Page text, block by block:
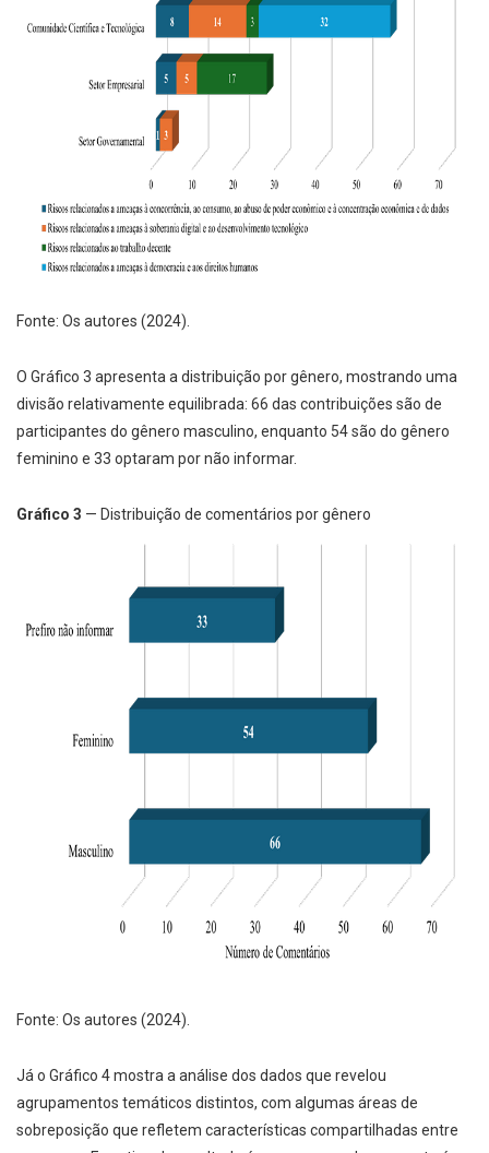
Fonte: Os autores (2024).
O Gráfico 3 apresenta a distribuição por gênero, mostrando uma
divisão relativamente equilibrada: 66 das contribuições são de
participantes do gênero masculino, enquanto 54 são do gênero
feminino e 33 optaram por não informar.
Gráfico 3 — Distribuição de comentários por gênero
Fonte: Os autores (2024).
Já o Gráfico 4 mostra a análise dos dados que revelou
agrupamentos temáticos distintos, com algumas áreas de
sobreposição que refletem características compartilhadas entre